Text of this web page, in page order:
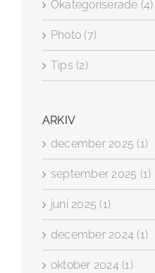
Okategoriserade (4)
Photo (7)
Tips (2)
ARKIV
december 2025 (1)
september 2025 (1)
juni 2025 (1)
december 2024 (1)
oktober 2024 (1)